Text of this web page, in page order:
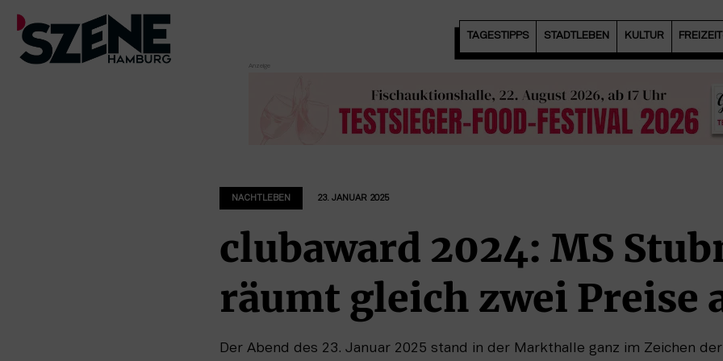
Zum
TAGESTIPPS STADTLEBEN KULTUR
NACHTLEBEN 23. JANUAR 2025
clubaward 2024: MS
räumt gleich zwei Preise
Der Abend des 23. Januar 2025 stand in der Markthalle ganz im Zeichen